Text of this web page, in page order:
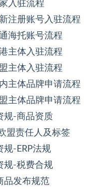
入驻流程
注册账号入驻流程
海托账号流程
主体入驻流程
主体入驻流程
主体品牌申请流程
主体品牌申请流程
规-商品资质
盟责任人及标签
规-ERP法规
规-税费合规
品发布规范